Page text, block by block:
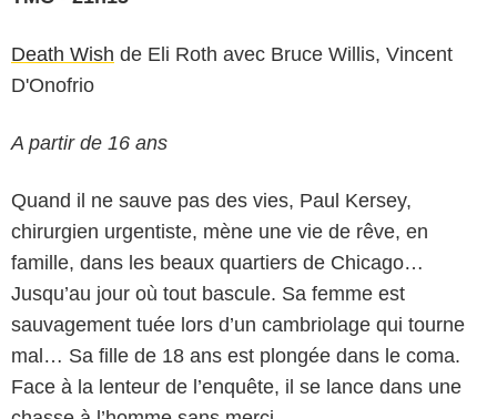
Death Wish de Eli Roth avec Bruce Willis, Vincent
D'Onofrio
A partir de 16 ans
Quand il ne sauve pas des vies, Paul Kersey,
chirurgien urgentiste, mène une vie de rêve, en
famille, dans les beaux quartiers de Chicago…
Jusqu’au jour où tout bascule. Sa femme est
sauvagement tuée lors d’un cambriolage qui tourne
mal… Sa fille de 18 ans est plongée dans le coma.
Face à la lenteur de l’enquête, il se lance dans une